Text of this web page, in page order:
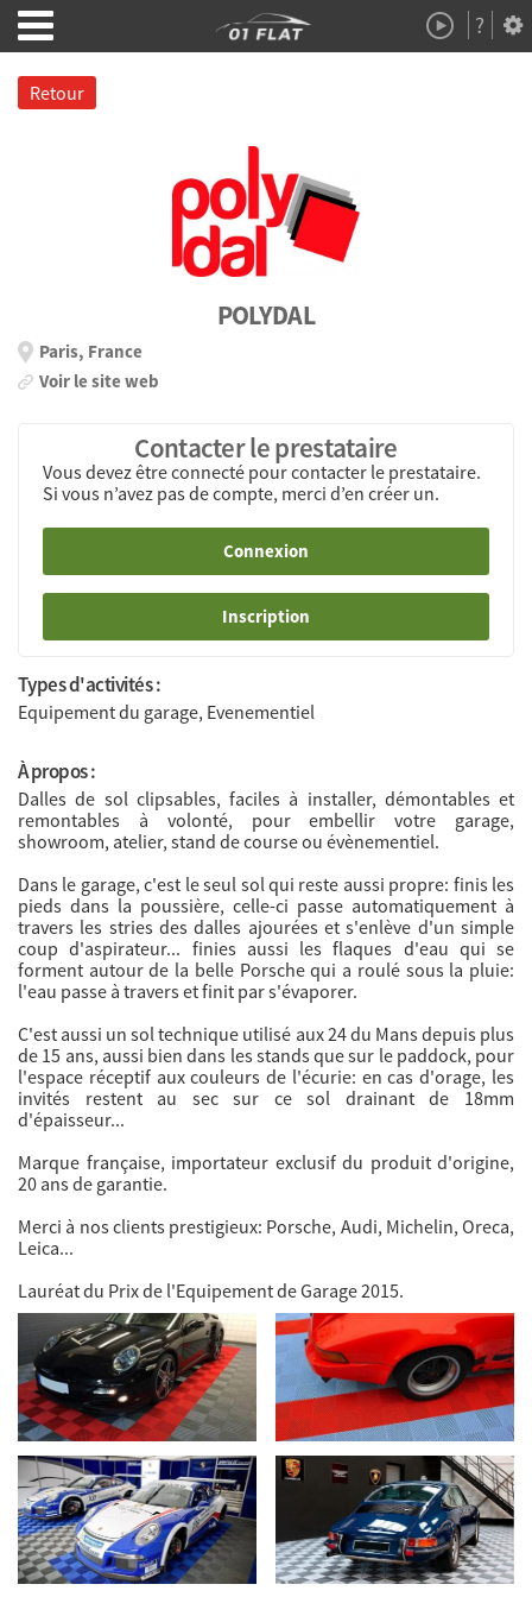
?
Démo
Retour
POLYDAL
Paris, France
Voir le site web
Contacter le prestataire
Vous devez être connecté pour contacter le prestataire.
Si vous n’avez pas de compte, merci d’en créer un.
Connexion
Inscription
Types d'activités :
Equipement du garage, Evenementiel
À propos :
Dalles de sol clipsables, faciles à installer, démontables et
remontables à volonté, pour embellir votre garage,
showroom, atelier, stand de course ou évènementiel.
Dans le garage, c'est le seul sol qui reste aussi propre: finis les
pieds dans la poussière, celle-ci passe automatiquement à
travers les stries des dalles ajourées et s'enlève d'un simple
coup d'aspirateur... finies aussi les flaques d'eau qui se
forment autour de la belle Porsche qui a roulé sous la pluie:
l'eau passe à travers et finit par s'évaporer.
C'est aussi un sol technique utilisé aux 24 du Mans depuis plus
de 15 ans, aussi bien dans les stands que sur le paddock, pour
l'espace réceptif aux couleurs de l'écurie: en cas d'orage, les
invités restent au sec sur ce sol drainant de 18mm
d'épaisseur...
Marque française, importateur exclusif du produit d'origine,
20 ans de garantie.
Merci à nos clients prestigieux: Porsche, Audi, Michelin, Oreca,
Leica...
Lauréat du Prix de l'Equipement de Garage 2015.